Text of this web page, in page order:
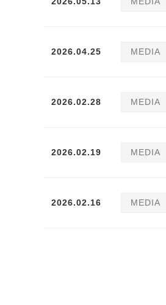
2026.04.25 MEDIA
2026.02.28 MEDIA
2026.02.19 MEDIA
2026.02.16 MEDIA